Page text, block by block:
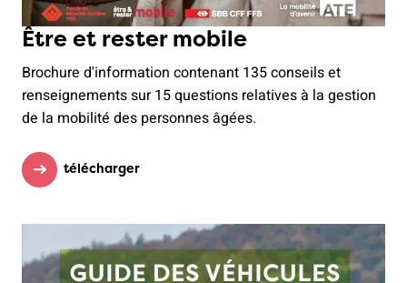
Être et rester mobile
Brochure d'information contenant 135 conseils et
renseignements sur 15 questions relatives à la gestion
de la mobilité des personnes âgées.
télécharger